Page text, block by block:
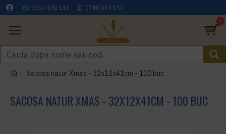
0314 100 110 0740 230 170
0
Sacosa natur Xmas - 32x12x41cm - 100 buc
SACOSA NATUR XMAS - 32X12X41CM - 100 BUC